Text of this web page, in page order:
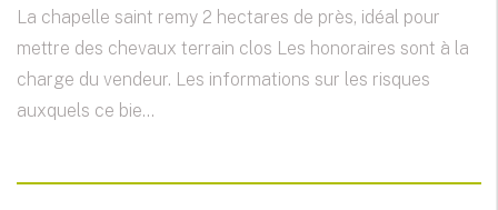
La chapelle saint remy 2 hectares de près, idéal pour
mettre des chevaux terrain clos Les honoraires sont à la
charge du vendeur. Les informations sur les risques
auxquels ce bie...